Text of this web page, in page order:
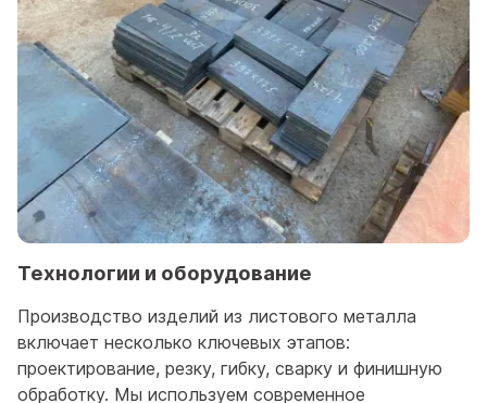
Технологии и оборудование
Производство изделий из листового металла
включает несколько ключевых этапов:
проектирование, резку, гибку, сварку и финишную
обработку. Мы используем современное